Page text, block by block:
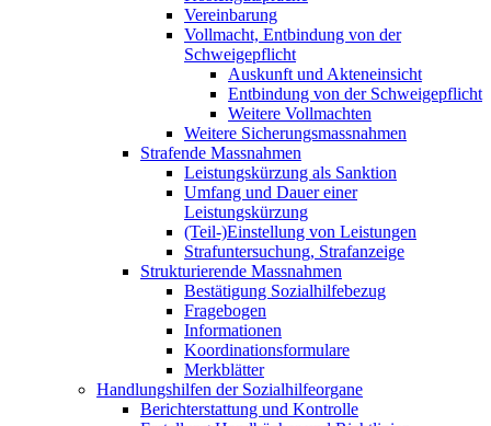
Vereinbarung
Vollmacht, Entbindung von der
Schweigepflicht
Auskunft und Akteneinsicht
Entbindung von der Schweigepflicht
Weitere Vollmachten
Weitere Sicherungsmassnahmen
Strafende Massnahmen
Leistungskürzung als Sanktion
Umfang und Dauer einer
Leistungskürzung
(Teil-)Einstellung von Leistungen
Strafuntersuchung, Strafanzeige
Strukturierende Massnahmen
Bestätigung Sozialhilfebezug
Fragebogen
Informationen
Koordinationsformulare
Merkblätter
Handlungshilfen der Sozialhilfeorgane
Berichterstattung und Kontrolle